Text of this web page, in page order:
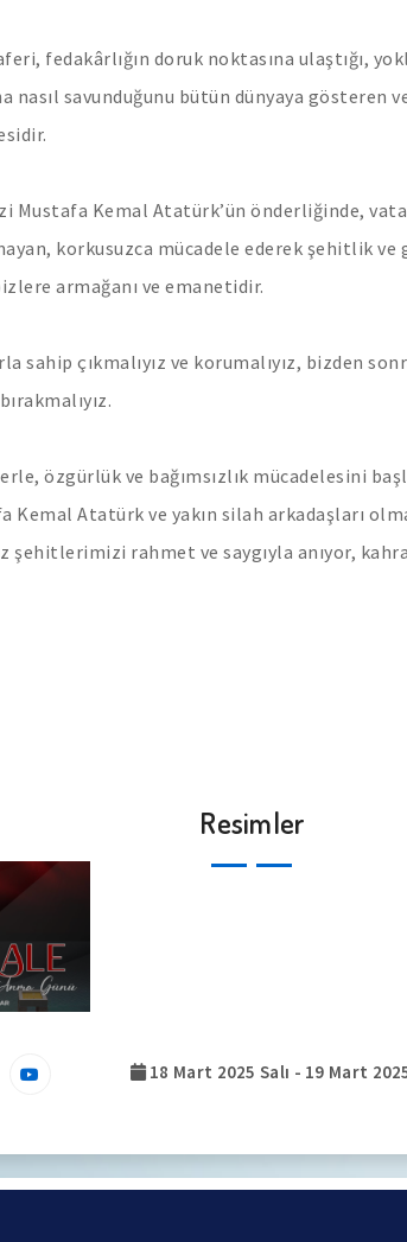
fedakârlığın doruk noktasına ulaştığı,
nasıl savunduğunu bütün dünyaya gösteren
Mustafa Kemal Atatürk’ün önderliğinde,
korkusuzca mücadele ederek şehitlik
armağanı ve emanetidir.
sahip çıkmalıyız ve korumalıyız, bizden
özgürlük ve bağımsızlık mücadelesini
Kemal Atatürk ve yakın silah arkadaşları
şehitlerimizi rahmet ve saygıyla anıyor,
Resimler
18 Mart 2025 Salı - 19 Mart